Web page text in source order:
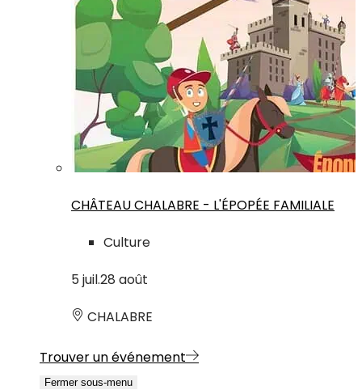
CHÂTEAU CHALABRE - L'ÉPOPÉE FAMILIALE
Culture
5 juil.28 août
CHALABRE
Trouver un événement
Fermer sous-menu